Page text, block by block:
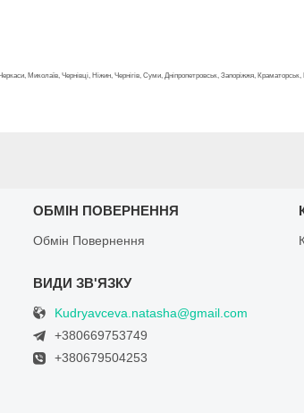
Миколаїв, Чернівці, Ніжин, Чернігів, Суми, Дніпропетровськ, Запоріжжя,
ОБМІН ПОВЕРНЕННЯ
Обмін Повернення
Kudryavceva.natasha@gmail.com
+380669753749
+380679504253